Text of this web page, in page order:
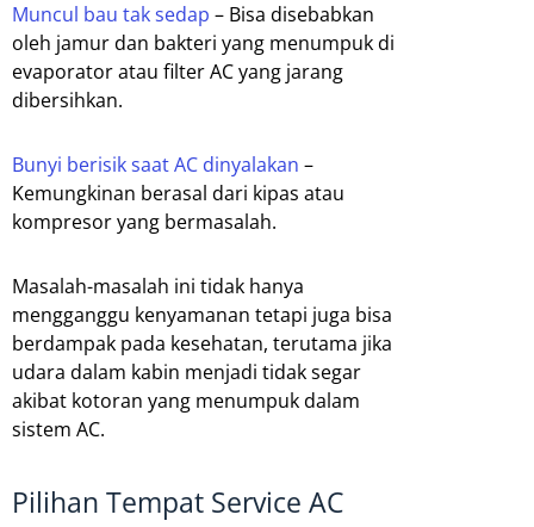
Muncul bau tak sedap – Bisa disebabkan
oleh jamur dan bakteri yang menumpuk di
evaporator atau filter AC yang jarang
dibersihkan.
Bunyi berisik saat AC dinyalakan –
Kemungkinan berasal dari kipas atau
kompresor yang bermasalah.
Masalah-masalah ini tidak hanya
mengganggu kenyamanan tetapi juga bisa
berdampak pada kesehatan, terutama jika
udara dalam kabin menjadi tidak segar
akibat kotoran yang menumpuk dalam
sistem AC.
Pilihan Tempat Service AC